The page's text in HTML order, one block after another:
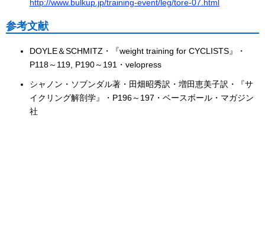
http://www.bulkup.jp/training-event/leg/tore-07.html
参考文献
DOYLE＆SCHMITZ・『weight training for CYCLISTS』・
P118～119, P190～191・velopress
シャノン・ソブンダル著・田畑昭秀訳・増田恵美子訳・『サ
イクリング解剖学』・P196～197・ベースボール・マガジン
社